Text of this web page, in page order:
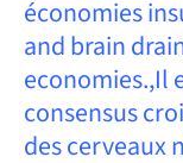
économies
and brain
economies.,Il
consensus
des cerveaux